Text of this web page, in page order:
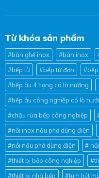
Từ khóa sản phẩm
#bàn ghế inox #bàn inox
#bếp từ
#bếp từ đơn
#bếp âu 4 họng có lò nướng
#bếp âu công nghiệp có lò
#chậu rửa bếp công nghiệp
#nồi inox nấu phở dùng điện
#nồi nấu phở dùng điện
#
#thiết bị bếp công nghiệp
#thiết bị nhà bếp
#tum hút